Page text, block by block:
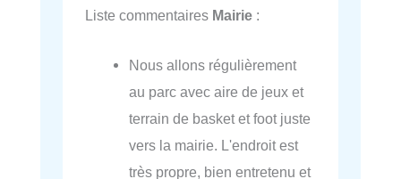
Liste commentaires Mairie :
Nous allons régulièrement
au parc avec aire de jeux et
terrain de basket et foot juste
vers la mairie. L'endroit est
très propre, bien entretenu et